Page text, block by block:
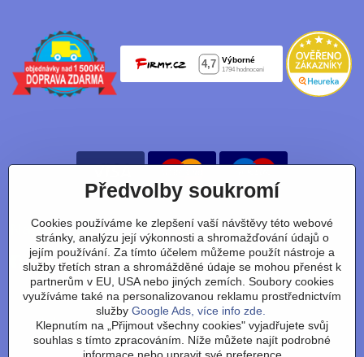
Nájdete nás taky na:
Facebook Instagram Youtube Tiktok
Obchodní podmínky/vrácení zboží/reklamace/výměna
zboží/články/technologie/recenze/o nás /FAQ/kontakt
Předvolby soukromí
Cookies používáme ke zlepšení vaší návštěvy této webové
stránky, analýzu její výkonnosti a shromažďování údajů o
jejím používání. Za tímto účelem můžeme použít nástroje a
služby třetích stran a shromážděné údaje se mohou přenést k
partnerům v EU, USA nebo jiných zemích. Soubory cookies
využíváme také na personalizovanou reklamu prostřednictvím
služby Google Ads, více info zde.
Klepnutím na „Přijmout všechny cookies" vyjadřujete svůj
souhlas s tímto zpracováním. Níže můžete najít podrobné